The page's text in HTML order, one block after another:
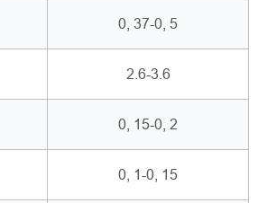
0, 37-0, 5
2.6-3.6
0, 15-0, 2
0, 1-0, 15